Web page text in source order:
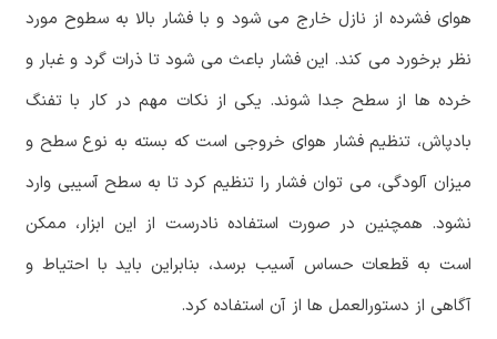
هوای فشرده از نازل خارج می شود و با فشار بالا به سطوح مورد
نظر برخورد می کند. این فشار باعث می شود تا ذرات گرد و غبار و
خرده ها از سطح جدا شوند. یکی از نکات مهم در کار با تفنگ
بادپاش، تنظیم فشار هوای خروجی است که بسته به نوع سطح و
میزان آلودگی، می توان فشار را تنظیم کرد تا به سطح آسیبی وارد
نشود. همچنین در صورت استفاده نادرست از این ابزار، ممکن
است به قطعات حساس آسیب برسد، بنابراین باید با احتیاط و
آگاهی از دستورالعمل ها از آن استفاده کرد.